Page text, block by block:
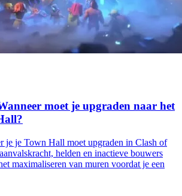
moet je upgraden naar het
je je Town Hall moet upgraden in Clash of
helden en inactieve bouwers
maximaliseren van muren voordat je een